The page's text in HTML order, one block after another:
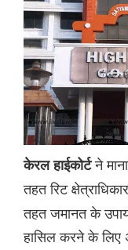
केरल हाईकोर्टने
तहत रिट
तहत जमानत के
हासिल करने के लिए